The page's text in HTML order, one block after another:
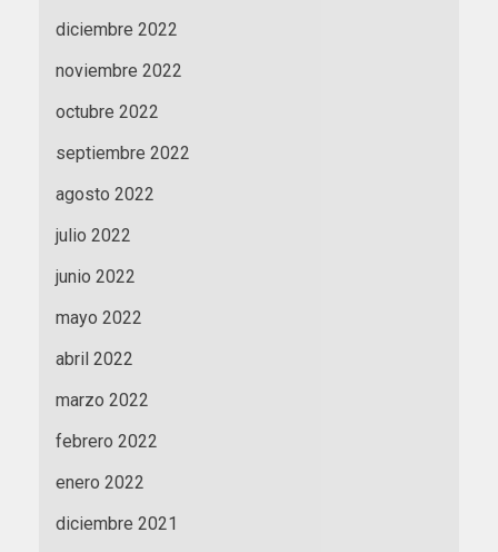
diciembre 2022
noviembre 2022
octubre 2022
septiembre 2022
agosto 2022
julio 2022
junio 2022
mayo 2022
abril 2022
marzo 2022
febrero 2022
enero 2022
diciembre 2021